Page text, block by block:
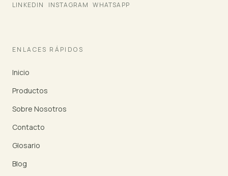
LINKEDIN INSTAGRAM WHATSAPP
ENLACES RÁPIDOS
Inicio
Productos
Sobre Nosotros
Contacto
Glosario
Blog